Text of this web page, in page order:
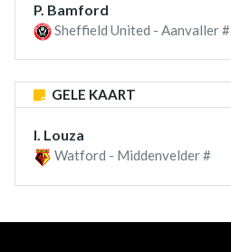
P. Bamford
Sheffield United - Aanvaller #
GELE KAART
I. Louza
Watford - Middenvelder #